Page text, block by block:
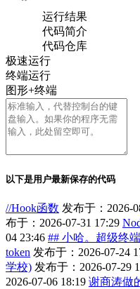
运行结果
代码简介
代码仓库
极速运行
终端运行
图形+终端
以下是用户最新保存的代码
//Hook函数 发布于：2026-
布于：2026-07-31 17:29
04 23:46 ## 小哈。超级终端
token 发布于：2026-07-24
学校) 发布于：2026-07-29
2026-07-06 18:19 谢商涛做